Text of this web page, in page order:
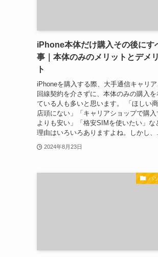
iPhone本体だけ購入その後にす
事｜本体のみのメリットとデメ
ト
iPhoneを購入する際、大手通信キャリ
回線契約を介さずに、本体のみの購入を
ている人も多いと思います。 「ほしい
店頭にない」「キャリアショップで購入
よりも安い」「格安SIMを使いたい」な
理由はいろいろありますよね。しかし、
2024年8月23日
パ